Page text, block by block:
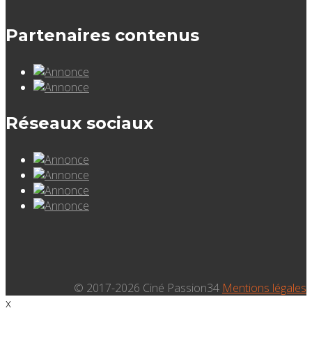
Partenaires contenus
Réseaux sociaux
© 2017-2026 Ciné Passion34 Mentions légales
x